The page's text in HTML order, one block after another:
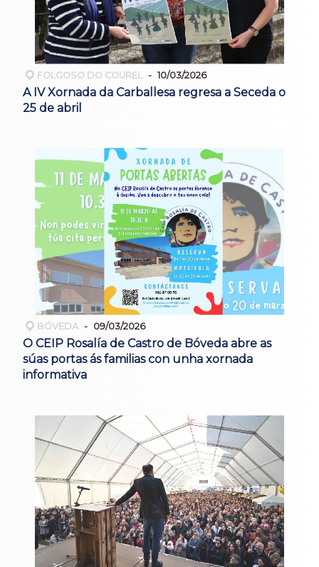
FOLGOSO DO COUREL 10/03/2026
A IV Xornada da Carballesa regresa a Seceda o
25 de abril
BÓVEDA 09/03/2026
O CEIP Rosalía de Castro de Bóveda abre as
súas portas ás familias con unha xornada
informativa